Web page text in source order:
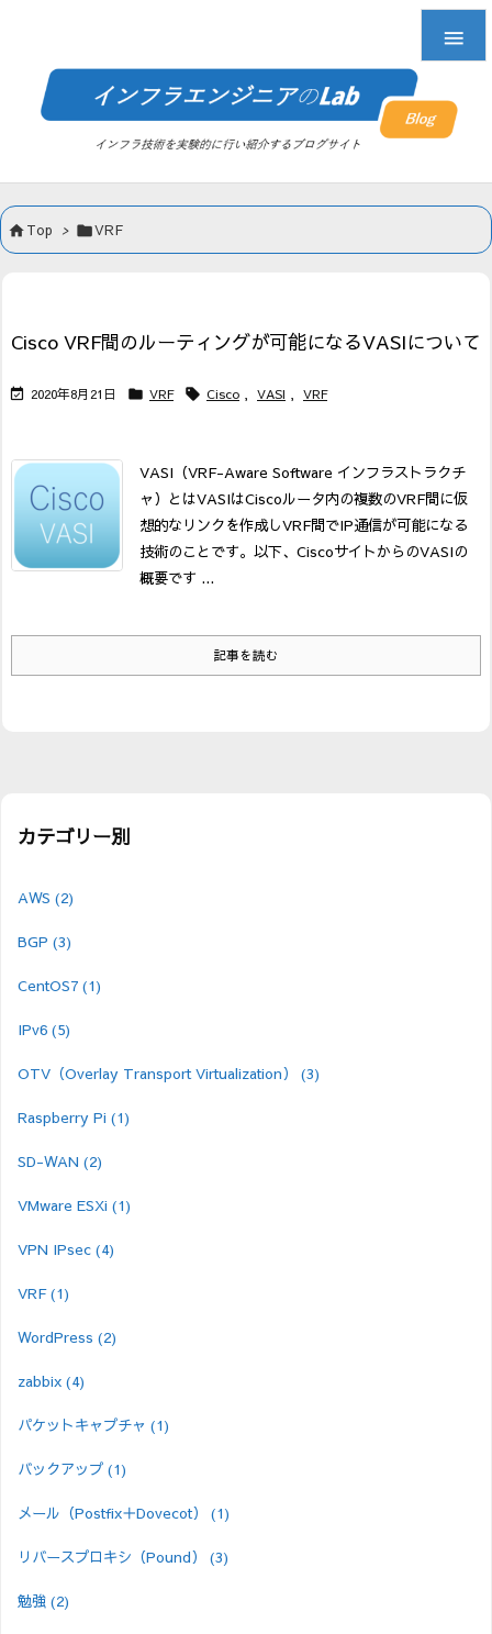

Top > VRF
Cisco VRF間のルーティングが可能になるVASIについて
 2020年8月21日  VRF  Cisco , VASI , VRF
VASI（VRF-Aware Software インフラストラクチ
ャ）とはVASIはCiscoルータ内の複数のVRF間に仮
想的なリンクを作成しVRF間でIP通信が可能になる
技術のことです。以下、CiscoサイトからのVASIの
概要です ...
記事を読む
カテゴリー別
AWS (2)
BGP (3)
CentOS7 (1)
IPv6 (5)
OTV（Overlay Transport Virtualization） (3)
Raspberry Pi (1)
SD-WAN (2)
VMware ESXi (1)
VPN IPsec (4)
VRF(1)
WordPress (2)
zabbix (4)
パケットキャプチャ (1)
バックアップ (1)
メール（Postfix＋Dovecot） (1)
リバースプロキシ（Pound） (3)
勉強 (2)